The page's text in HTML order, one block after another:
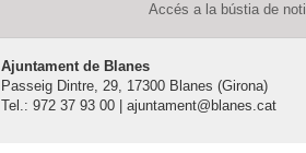
Accés a la bústia de
Ajuntament de Blanes
Passeig Dintre, 29, 17300 Blanes (Girona)
Tel.: 972 37 93 00 | ajuntament@blanes.cat